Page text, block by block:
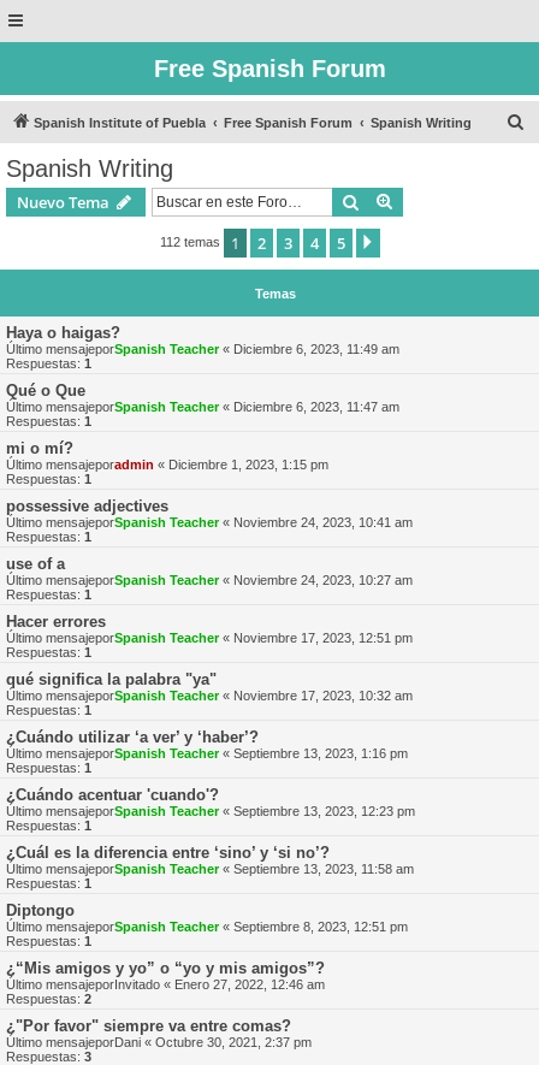
Free Spanish Forum
Spanish Institute of Puebla Free Spanish Forum Spanish Writing
Spanish Writing
Nuevo Tema Buscar
112 temas 1 2 3 4 5
Temas
Haya o haigas?
Último mensajeporSpanish Teacher« Diciembre 6, 2023, 11:49 am
Respuestas: 1
Qué o Que
Último mensajeporSpanish Teacher« Diciembre 6, 2023, 11:47 am
Respuestas: 1
mi o mí?
Último mensajeporadmin « Diciembre 1, 2023, 1:15 pm
Respuestas: 1
possessive adjectives
Último mensajeporSpanish Teacher« Noviembre 24, 2023, 10:41 am
Respuestas: 1
use of a
Último mensajeporSpanish Teacher« Noviembre 24, 2023, 10:27 am
Respuestas: 1
Hacer errores
Último mensajeporSpanish Teacher« Noviembre 17, 2023, 12:51 pm
Respuestas: 1
qué significa la palabra "ya"
Último mensajeporSpanish Teacher« Noviembre 17, 2023, 10:32 am
Respuestas: 1
¿Cuándo utilizar ‘a ver’ y ‘haber’?
Último mensajeporSpanish Teacher« Septiembre 13, 2023, 1:16 pm
Respuestas: 1
¿Cuándo acentuar 'cuando'?
Último mensajeporSpanish Teacher« Septiembre 13, 2023, 12:23 pm
Respuestas: 1
¿Cuál es la diferencia entre ‘sino’ y ‘si no’?
Último mensajeporSpanish Teacher« Septiembre 13, 2023, 11:58 am
Respuestas: 1
Diptongo
Último mensajeporSpanish Teacher« Septiembre 8, 2023, 12:51 pm
Respuestas: 1
¿“Mis amigos y yo” o “yo y mis amigos”?
Último mensajeporInvitado « Enero 27, 2022, 12:46 am
Respuestas: 2
¿"Por favor" siempre va entre comas?
Último mensajeporDani « Octubre 30, 2021, 2:37 pm
Respuestas: 3